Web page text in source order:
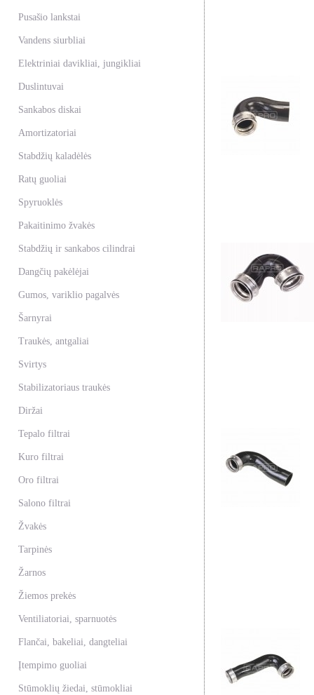
Pusašio lankstai
Vandens siurbliai
Elektriniai davikliai, jungikliai
Duslintuvai
Sankabos diskai
Amortizatoriai
Stabdžių kaladėlės
Ratų guoliai
Spyruoklės
Pakaitinimo žvakės
Stabdžių ir sankabos cilindrai
Dangčių pakėlėjai
Gumos, variklio pagalvės
Šarnyrai
Traukės, antgaliai
Svirtys
Stabilizatoriaus traukės
Diržai
Tepalo filtrai
Kuro filtrai
Oro filtrai
Salono filtrai
Žvakės
Tarpinės
Žarnos
Žiemos prekės
Ventiliatoriai, sparnuotės
Flančai, bakeliai, dangteliai
Įtempimo guoliai
Stūmoklių žiedai, stūmokliai